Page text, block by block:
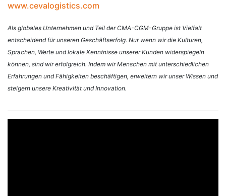
www.cevalogistics.com
Als globales Unternehmen und Teil der CMA-CGM-Gruppe ist Vielfalt
entscheidend für unseren Geschäftserfolg. Nur wenn wir die Kulturen,
Sprachen, Werte und lokale Kenntnisse unserer Kunden widerspiegeln
können, sind wir erfolgreich. Indem wir Menschen mit unterschiedlichen
Erfahrungen und Fähigkeiten beschäftigen, erweitern wir unser Wissen und
steigern unsere Kreativität und Innovation.